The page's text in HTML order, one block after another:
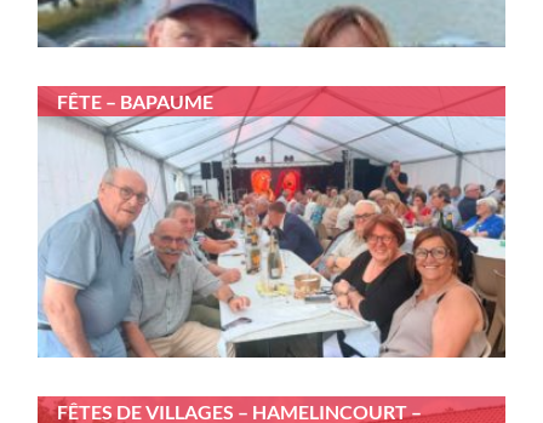
FÊTE – BAPAUME
FÊTES DE VILLAGES – HAMELINCOURT –